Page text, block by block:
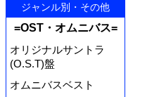
ジャンル別・その他
=OST・オムニバス=
オリジナルサントラ
(O.S.T)盤
オムニバスベスト